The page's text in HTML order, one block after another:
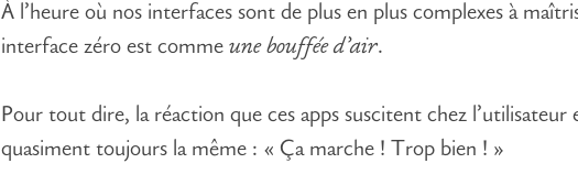
À l’heure où nos interfaces sont de plus en plus complexes à
interface zéro est comme une bouffée d’air.
Pour tout dire, la réaction que ces apps suscitent chez l’utilisateur
quasiment toujours la même : « Ça marche ! Trop bien ! »